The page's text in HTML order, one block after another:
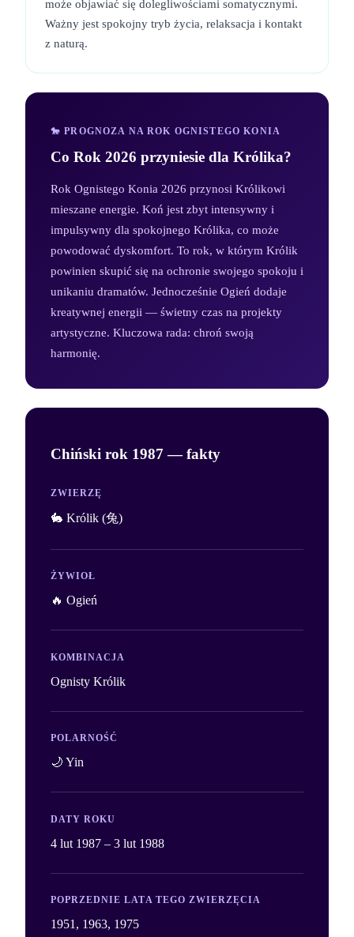
może objawiać się dolegliwościami somatycznymi.
Ważny jest spokojny tryb życia, relaksacja i kontakt
z naturą.
🐎 PROGNOZA NA ROK OGNISTEGO KONIA
Co Rok 2026 przyniesie dla Królika?
Rok Ognistego Konia 2026 przynosi Królikowi
mieszane energie. Koń jest zbyt intensywny i
impulsywny dla spokojnego Królika, co może
powodować dyskomfort. To rok, w którym Królik
powinien skupić się na ochronie swojego spokoju i
unikaniu dramatów. Jednocześnie Ogień dodaje
kreatywnej energii — świetny czas na projekty
artystyczne. Kluczowa rada: chroń swoją
harmonię.
Chiński rok 1987 — fakty
ZWIERZĘ
🐇 Królik (兔)
ŻYWIOŁ
🔥 Ogień
KOMBINACJA
Ognisty Królik
POLARNOŚĆ
🌙 Yin
DATY ROKU
4 lut 1987 – 3 lut 1988
POPRZEDNIE LATA TEGO ZWIERZĘCIA
1951, 1963, 1975